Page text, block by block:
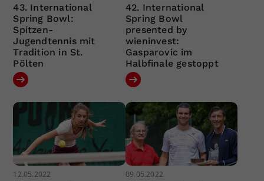
43. International
Spring Bowl:
Spitzen-
Jugendtennis mit
Tradition in St.
Pölten
42. International
Spring Bowl
presented by
wieninvest:
Gasparovic im
Halbfinale gestoppt
12.05.2022 09.05.2022